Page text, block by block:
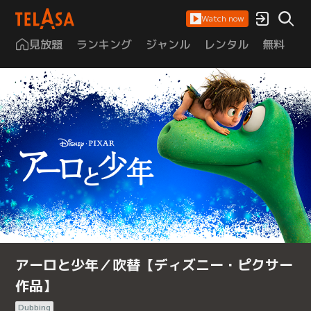
Watch now
見放題 ランキング ジャンル レンタル 無料
アーロと少年／吹替【ディズニー・ピクサー
作品】
Dubbing